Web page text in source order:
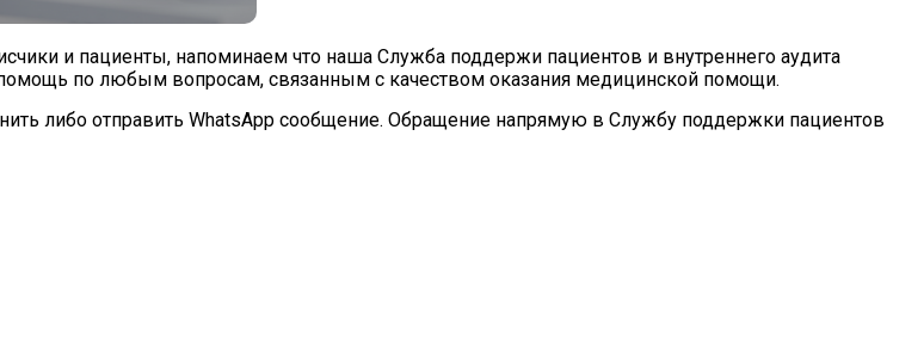
и пациенты, напоминаем что наша Служба поддержи пациентов и внутреннего аудита
помощь по любым вопросам, связанным с качеством оказания медицинской помощи.
либо отправить WhatsApp сообщение. Обращение напрямую в Службу поддержки пациентов